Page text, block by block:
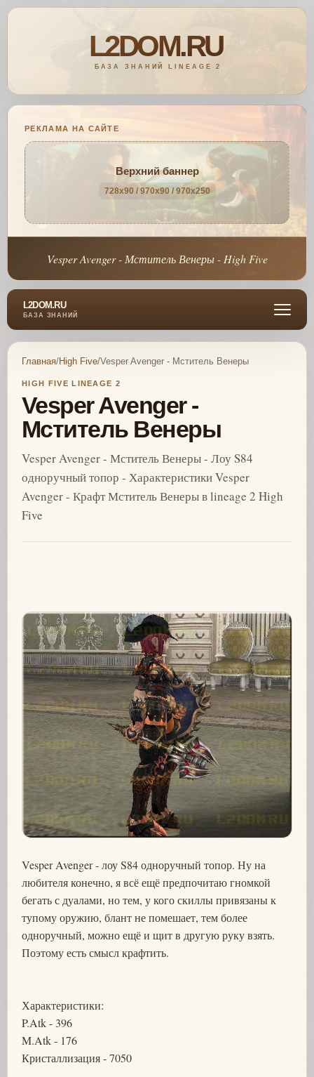
РЕКЛАМА НА САЙТЕ
Верхний баннер
728x90 / 970x90 / 970x250
Vesper Avenger - Мститель Венеры - High Five
L2DOM.RU
БАЗА ЗНАНИЙ
Главная/High Five/Vesper Avenger - Мститель Венеры
HIGH FIVE LINEAGE 2
Vesper Avenger -
Мститель Венеры
Vesper Avenger - Мститель Венеры - Лоу S84
одноручный топор - Характеристики Vesper
Avenger - Крафт Мститель Венеры в lineage 2 High
Five
Vesper Avenger - лоу S84 одноручный топор. Ну на
любителя конечно, я всё ещё предпочитаю гномкой
бегать с дуалами, но тем, у кого скиллы привязаны к
тупому оружию, блант не помешает, тем более
одноручный, можно ещё и щит в другую руку взять.
Поэтому есть смысл крафтить.
Характеристики:
P.Atk - 396
M.Atk - 176
Кристаллизация - 7050